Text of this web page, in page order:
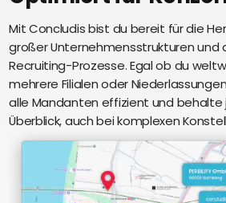
Lernen
eAkte
und
Über uns
Mit Concludis bist du bereit für die
großer Unternehmensstrukturen und
Recruiting-Prozesse. Egal ob du
mehrere Filialen oder
alle Mandanten effizient und
Überblick, auch bei komplexen